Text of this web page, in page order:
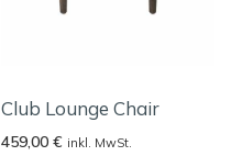
Club Lounge Chair
459,00 € inkl. MwSt.